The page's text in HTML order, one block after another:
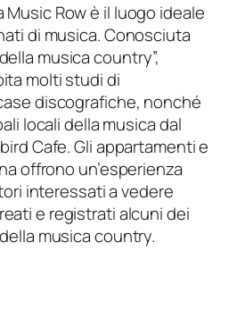
Music Row è il luogo ideale
di musica. Conosciuta
musica country”,
molti studi di
discografiche, nonché
locali della musica dal
Cafe. Gli appartamenti e
offrono un’esperienza
interessati a vedere
e registrati alcuni dei
musica country.